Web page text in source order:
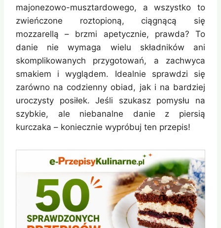
majonezowo-musztardowego, a wszystko to
zwieńczone roztopioną, ciągnącą się
mozzarellą – brzmi apetycznie, prawda? To
danie nie wymaga wielu składników ani
skomplikowanych przygotowań, a zachwyca
smakiem i wyglądem. Idealnie sprawdzi się
zarówno na codzienny obiad, jak i na bardziej
uroczysty posiłek. Jeśli szukasz pomysłu na
szybkie, ale niebanalne danie z piersią
kurczaka – koniecznie wypróbuj ten przepis!